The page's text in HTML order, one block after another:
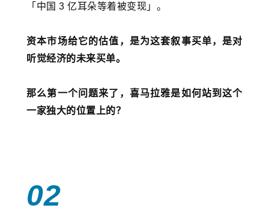
「中国 3 亿耳朵等着被变现」。
资本市场给它的估值，是为这套叙事买单，是对
听觉经济的未来买单。
那么第一个问题来了，喜马拉雅是如何站到这个
一家独大的位置上的？
02